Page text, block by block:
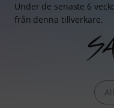
Under de senaste 6
från denna tillverkare.